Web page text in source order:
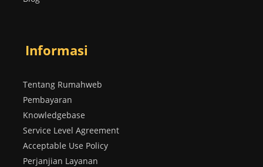
Informasi
Tentang Rumahweb
Pembayaran
Knowledgebase
Service Level Agreement
Acceptable Use Policy
Perjanjian Layanan